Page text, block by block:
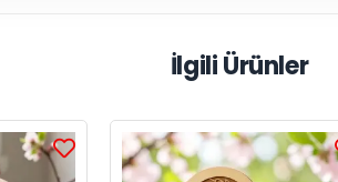
İlgili Ürünler